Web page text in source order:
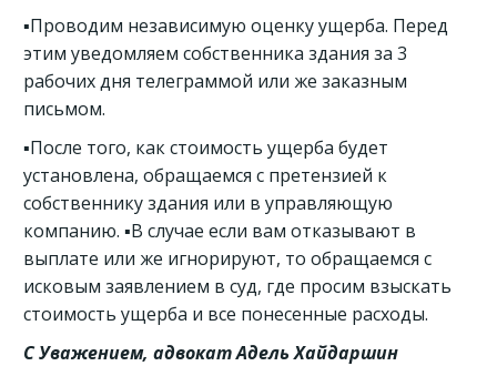
▪️Проводим независимую оценку ущерба. Перед
этим уведомляем собственника здания за 3
рабочих дня телеграммой или же заказным
письмом.
▪️После того, как стоимость ущерба будет
установлена, обращаемся с претензией к
собственнику здания или в управляющую
компанию. ▪️В случае если вам отказывают в
выплате или же игнорируют, то обращаемся с
исковым заявлением в суд, где просим взыскать
стоимость ущерба и все понесенные расходы.
С Уважением, адвокат Адель Хайдаршин